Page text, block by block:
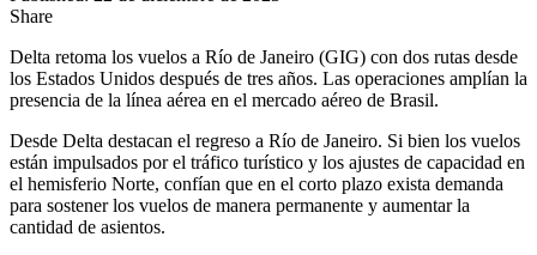
Share
Delta retoma los vuelos a Río de Janeiro (GIG) con dos rutas desde
los Estados Unidos después de tres años. Las operaciones amplían la
presencia de la línea aérea en el mercado aéreo de Brasil.
Desde Delta destacan el regreso a Río de Janeiro. Si bien los vuelos
están impulsados por el tráfico turístico y los ajustes de capacidad en
el hemisferio Norte, confían que en el corto plazo exista demanda
para sostener los vuelos de manera permanente y aumentar la
cantidad de asientos.